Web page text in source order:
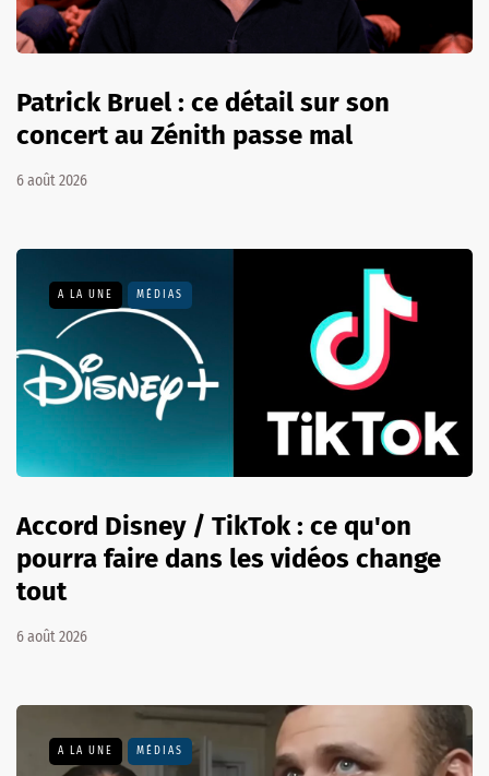
Patrick Bruel : ce détail sur son
concert au Zénith passe mal
6 août 2026
A LA UNE MÉDIAS
Accord Disney / TikTok : ce qu'on
pourra faire dans les vidéos change
tout
6 août 2026
A LA UNE MÉDIAS